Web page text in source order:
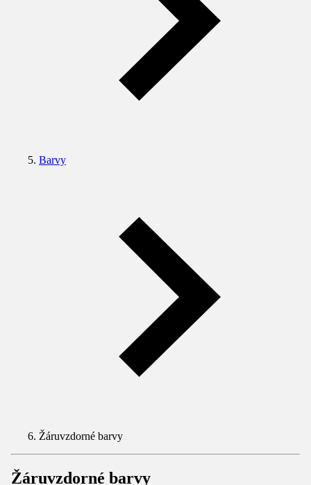
Barvy
Žáruvzdorné barvy
Žáruvzdorné barvy